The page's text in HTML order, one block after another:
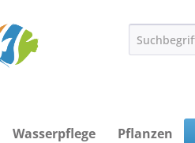
Wasserpflege Pflanzen